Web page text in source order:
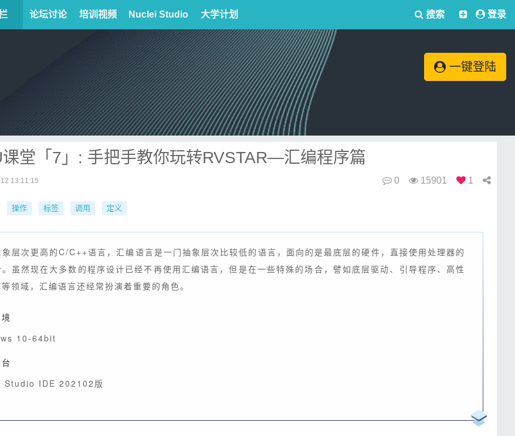
论坛讨论 培训视频 Nuclei Studio 大学计划 搜索 登录
一键登陆
课堂「7」: 手把手教你玩转RVSTAR—汇编程序篇
13:11:15 0 15901 1
操作 标签 调用 定义
层次更高的C/C++语言，汇编语言是一门抽象层次比较低的语言，面向的是最底层的硬件，直接使用处理器的
虽然现在大多数的程序设计已经不再使用汇编语言，但是在一些特殊的场合，譬如底层驱动、引导程序、高性
领域，汇编语言还经常扮演着重要的角色。
10-64bit
Studio IDE 202102版